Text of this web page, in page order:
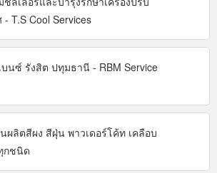
- T.S Cool Services
บนซ์ รังสิต ปทุมธานี - RBM Service
ผลิตสีผง สีฝุ่น พาวเดอร์โค้ท เคลือบ
กชนิด